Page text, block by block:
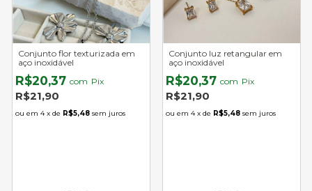
Conjunto flor texturizada em
aço inoxidável
R$20,37 com Pix
R$21,90
4 x de R$5,48 sem juros
Conjunto luz retangular em
aço inoxidável
R$20,37 com Pix
R$21,90
4 x de R$5,48 sem juros